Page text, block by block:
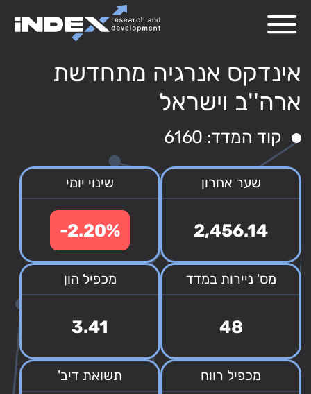
אינדקס אנרגיה מתחדשת
ארה''ב וישראל
קוד המדד: 6160
שער אחרון
2,456.14
שינוי יומי
-2.20%
מס' ניירות במדד
48
מכפיל הון
3.41
מכפיל רווח תשואת דיב'